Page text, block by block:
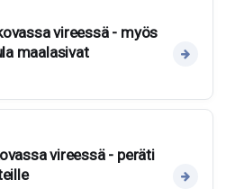
vireessä - myös
maalasivat
vireessä - peräti